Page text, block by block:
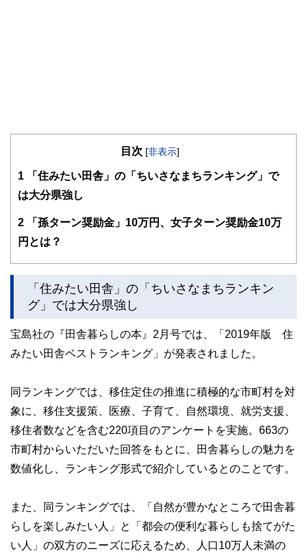
目次 [非表示]
1
「住みたい田舎」の「ちいさなまちランキング」で
は大分県強し
2 「孫ターン奨励金」10万円、女子ターン奨励金10万
円とは？
「住みたい田舎」の「ちいさなまちランキン
グ」では大分県強し
宝島社の『田舎暮らしの本』2月号では、「2019年版 住
みたい田舎ベストランキング」が発表されました。
同ランキングでは、移住定住の推進に積極的な市町村を対
象に、移住支援策、医療、子育て、自然環境、就労支援、
移住者数などを含む220項目のアンケートを実施。663の
市町村からいただいた回答をもとに、田舎暮らしの魅力を
数値化し、ランキング形式で紹介しているとのことです。
また、同ランキングでは、「自然が豊かなところで田舎暮
らしを楽しみたい人」と「都会の便利な暮らしも捨てがた
い人」の双方のニーズに応えるため、人口10万人未満の